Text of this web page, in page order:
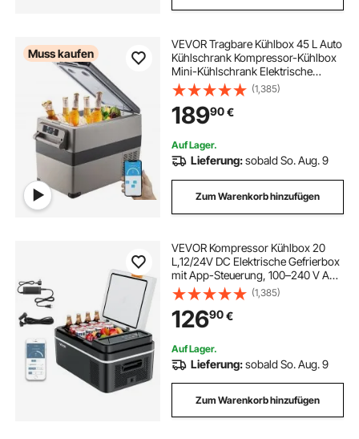
tragbare tischtennisplatte
tragbarer punktschweißer
campingtoilette tragbar
tragbare stadionsitz
tragbare messetheke messetresen
Muss kaufen
VEVOR Tragbare Kühlbox 45 L Auto
Kühlschrank Kompressor-Kühlbox
Mini-Kühlschrank Elektrische
Gefrierbox Gefrierschrank für Auto
Camping Lkw Boot
(1,385)
18990€
Auf Lager.
Lieferung:sobald So. Aug. 9
Zum Warenkorb hinzufügen
VEVOR Kompressor Kühlbox 20
L,12/24V DC Elektrische Gefrierbox
mit App-Steuerung, 100–240 V AC
Autokühlschrank für Camping
Reisen Lastkraftwagen Angeln,
Thermoelektrische Kühlbox Tragbar
(1,385)
12690€
Auf Lager.
Lieferung:sobald So. Aug. 9
Zum Warenkorb hinzufügen